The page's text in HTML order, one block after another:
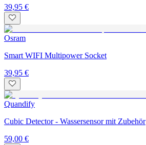
39,95 €
Osram
Smart WIFI Multipower Socket
39,95 €
Quandify
Cubic Detector - Wassersensor mit Zubehör
59,00 €